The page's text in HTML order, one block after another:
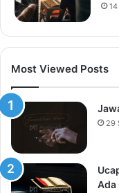
Most Viewed Posts
29
Ada